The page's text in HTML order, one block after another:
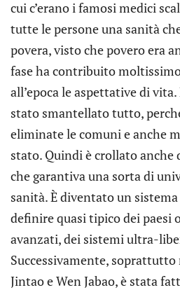
cui c’erano i famosi medici
tutte le persone una sanità
povera, visto che povero era
fase ha contribuito
all’epoca le aspettative di
stato smantellato tutto,
eliminate le comuni e anche
stato. Quindi è crollato anche
che garantiva una sorta di
sanità. È diventato un
definire quasi tipico dei paesi
avanzati, dei sistemi ultra-
Successivamente,
Jintao e Wen Jabao, è stata